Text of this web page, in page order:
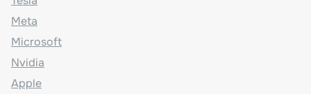
Meta
Microsoft
Nvidia
Apple